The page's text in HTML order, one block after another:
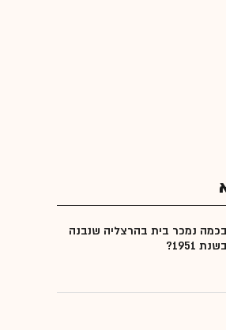
בכמה נמכר בית בהרצליה שנבנה
בשנת 1951?